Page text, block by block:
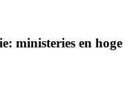
ministeries en hoge